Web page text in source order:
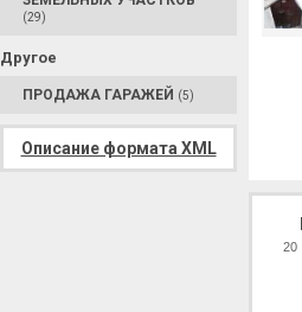
(29)
Другое
ПРОДАЖА ГАРАЖЕЙ (5)
Описание формата XML
20